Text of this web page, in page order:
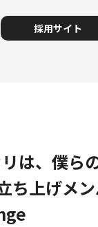
採用サイト
リは、僕ら
ち上げメ